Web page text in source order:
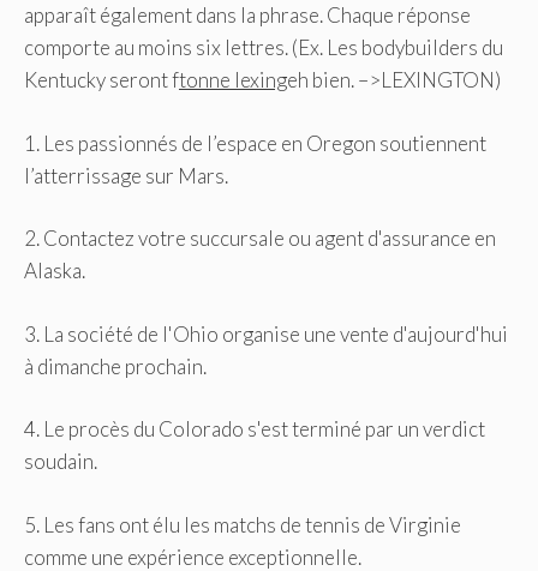
apparaît également dans la phrase. Chaque réponse
comporte au moins six lettres. (Ex. Les bodybuilders du
Kentucky seront ftonne lexingeh bien. –>LEXINGTON)
1. Les passionnés de l’espace en Oregon soutiennent
l’atterrissage sur Mars.
2. Contactez votre succursale ou agent d'assurance en
Alaska.
3. La société de l'Ohio organise une vente d'aujourd'hui
à dimanche prochain.
4. Le procès du Colorado s'est terminé par un verdict
soudain.
5. Les fans ont élu les matchs de tennis de Virginie
comme une expérience exceptionnelle.